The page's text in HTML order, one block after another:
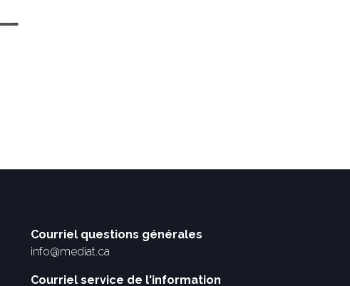
Courriel questions générales
info@mediat.ca
Courriel service de l'information